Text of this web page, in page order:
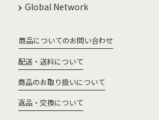
Global Network
商品についてのお問い合わせ
配送・送料について
商品のお取り扱いについて
返品・交換について